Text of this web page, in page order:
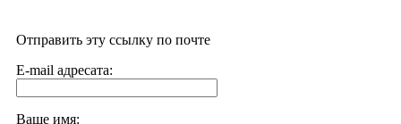
Отправить эту ссылку по почте
E-mail адресата:
Ваше имя: